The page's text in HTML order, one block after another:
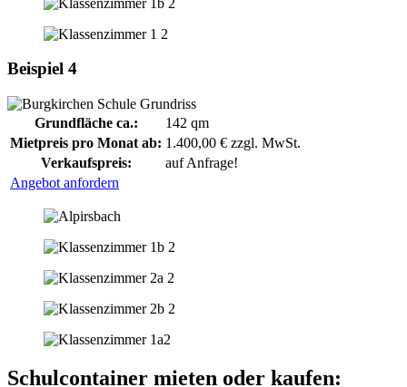
Beispiel 4
Grundfläche ca.:
142 qm
Mietpreis pro Monat ab: 1.400,00 € zzgl. MwSt.
Verkaufspreis:
auf Anfrage!
Angebot anfordern
Schulcontainer mieten oder kaufen: